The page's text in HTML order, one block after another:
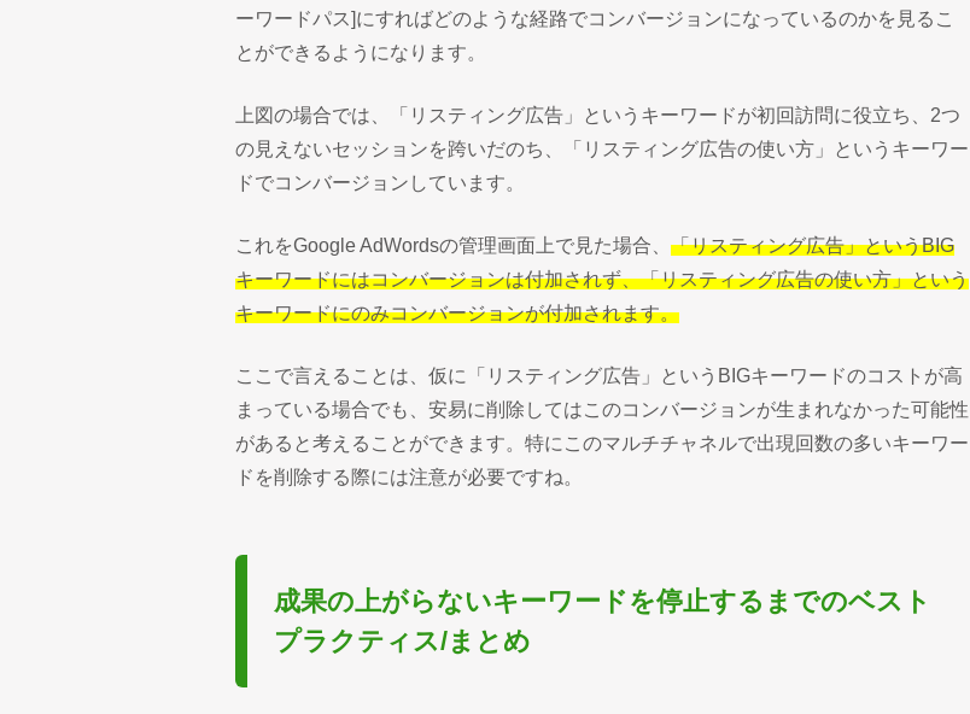
ーワードパス]にすればどのような経路でコンバージョンになっているのかを見るこ
とができるようになります。
上図の場合では、「リスティング広告」というキーワードが初回訪問に役立ち、2つ
の見えないセッションを跨いだのち、「リスティング広告の使い方」というキーワー
ドでコンバージョンしています。
これをGoogle AdWordsの管理画面上で見た場合、 「リスティング広告」というBIG
キーワードにはコンバージョンは付加されず、「リスティング広告の使い方」という
キーワードにのみコンバージョンが付加されます。
ここで言えることは、仮に「リスティング広告」というBIGキーワードのコストが高
まっている場合でも、安易に削除してはこのコンバージョンが生まれなかった可能性
があると考えることができます。特にこのマルチチャネルで出現回数の多いキーワー
ドを削除する際には注意が必要ですね。
成果の上がらないキーワードを停止するまでのベスト
プラクティス/まとめ